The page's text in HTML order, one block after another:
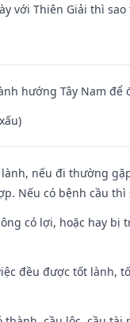
với Thiên Giải thì sao
hướng Tây Nam để
nếu đi thường
Nếu có bệnh cầu
có lợi, hoặc hay bị
đều được tốt lành,